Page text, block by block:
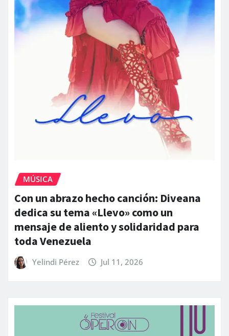
MÚSICA
Con un abrazo hecho canción: Diveana
dedica su tema «Llevo» como un
mensaje de aliento y solidaridad para
toda Venezuela
Yelindi Pérez Jul 11, 2026